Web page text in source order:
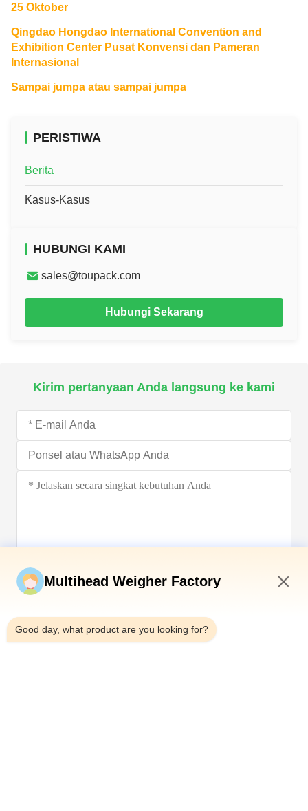
25 Oktober
Qingdao Hongdao International Convention and
Exhibition Center Pusat Konvensi dan Pameran
Internasional
Sampai jumpa atau sampai jumpa
PERISTIWA
Berita
Kasus-Kasus
HUBUNGI KAMI
sales@toupack.com
Hubungi Sekarang
Kirim pertanyaan Anda langsung ke kami
Multihead Weigher Factory
Good day, what product are you looking for?